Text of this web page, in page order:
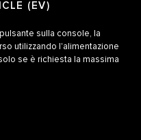
(EV)
sulla console, la
utilizzando l'alimentazione
se è richiesta la massima